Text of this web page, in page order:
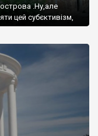
.Ну,але
цей субєктивізм,